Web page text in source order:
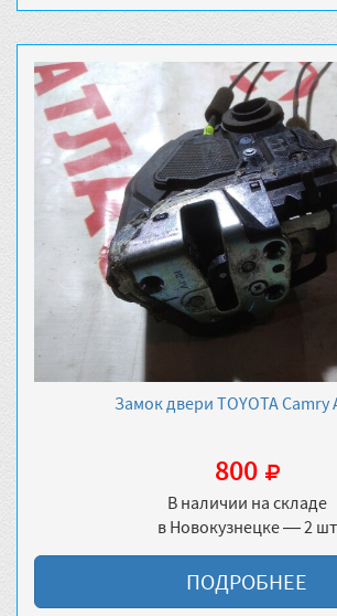
Замок двери TOYOTA Camry
800
В наличии на складе
в Новокузнецке — 2 шт
ПОДРОБНЕЕ